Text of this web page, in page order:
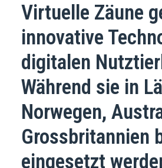
Virtuelle Zäune
innovative
digitalen
Während sie in
Norwegen,
Grossbritannien
eingesetzt